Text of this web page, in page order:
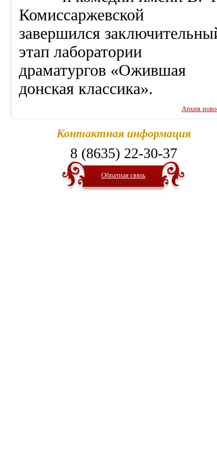
Комиссаржевской
завершился
этап лаборатории
драматургов «Ожившая
донская классика».
Архив
Контактная информация
8 (8635) 22-30-37
Обратная связь